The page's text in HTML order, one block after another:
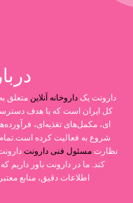
دارونت یکداروخانه آنلاین متعلق
کل ایران است که با هدف
شروع به فعالیت کرده
نظارتمسئول فنی دارونت
کند. ما در دارونت باور داریم
اطلاعات دقیق، منابع